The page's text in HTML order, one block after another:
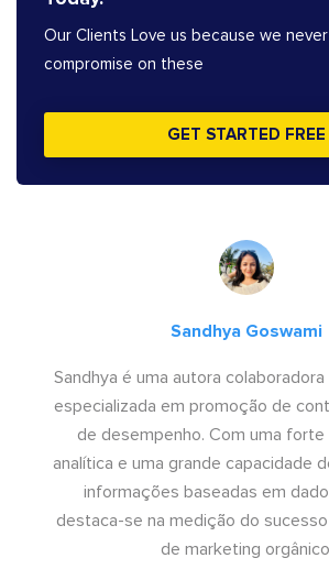
Our Clients Love us because we never
compromise on these
GET STARTED FREE
Sandhya Goswami
Sandhya é uma autora colaboradora
especializada em promoção de
de desempenho. Com uma forte
analítica e uma grande capacidade
informações baseadas em
destaca-se na medição do
de marketing